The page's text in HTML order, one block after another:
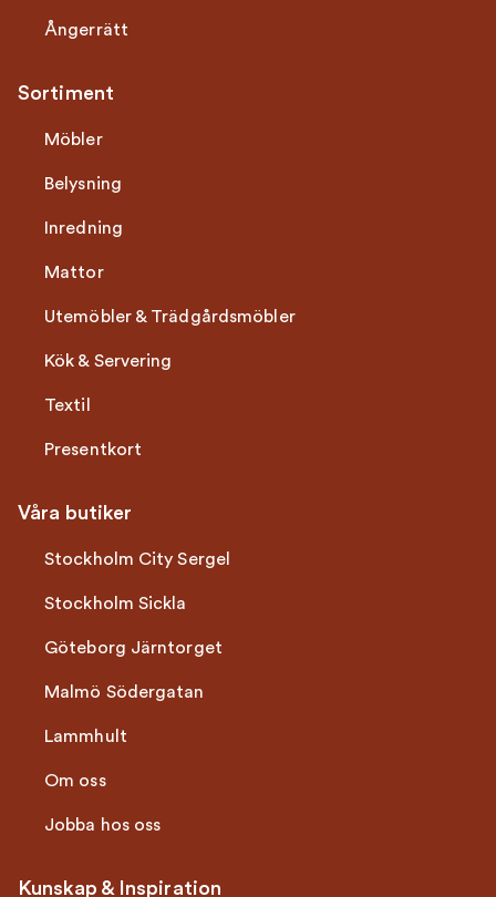
Ångerrätt
Sortiment
Möbler
Belysning
Inredning
Mattor
Utemöbler & Trädgårdsmöbler
Kök & Servering
Textil
Presentkort
Våra butiker
Stockholm City Sergel
Stockholm Sickla
Göteborg Järntorget
Malmö Södergatan
Lammhult
Om oss
Jobba hos oss
Kunskap & Inspiration